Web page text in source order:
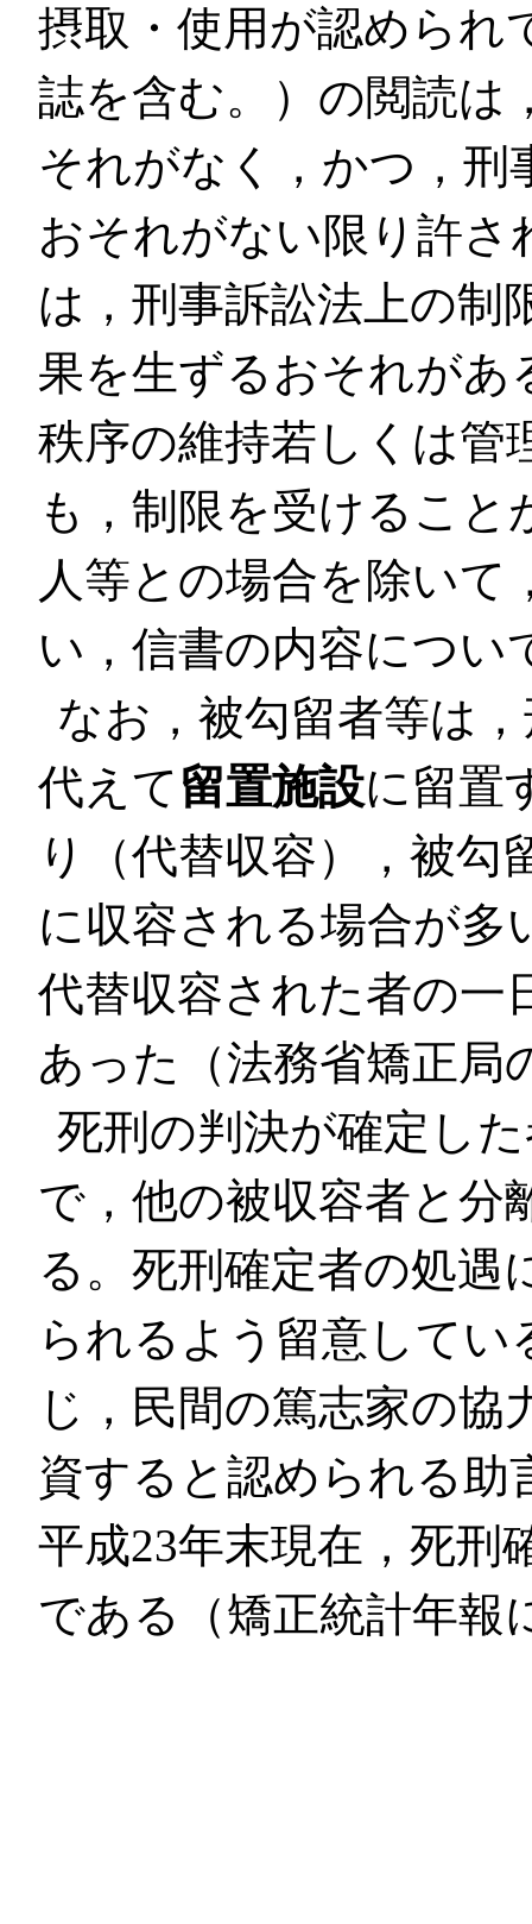
摂取・使用が認められ
誌を含む。）の閲読は
それがなく，かつ，刑
おそれがない限り許さ
は，刑事訴訟法上の制
果を生ずるおそれがあ
秩序の維持若しくは管
も，制限を受けるこ
人等との場合を除いて
い，信書の内容につい
なお，被勾留者等は
代えて留置施設に留置
り（代替収容），被勾
に収容される場合が多
代替収容された者の一
あった（法務省矯正局
死刑の判決が確定し
で，他の被収容者と分
る。死刑確定者の処遇
られるよう留意して
じ，民間の篤志家の協
資すると認められる助
平成23年末現在，死刑
である（矯正統計年報